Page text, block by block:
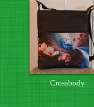
Crossbody